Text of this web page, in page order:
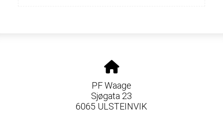
PF Waage
Sjøgata 23
6065 ULSTEINVIK